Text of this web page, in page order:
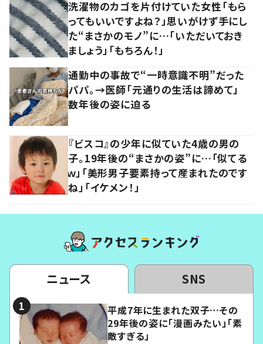
洗濯物のカゴを片付けていた女性「もら
ってもいいですよね？」思いがけず手にし
た“まさかのモノ”に…「いただいておき
ましょう」「もちろん！」
通勤中の事故で“一時意識不明”だった
パパ。→医師「元通りの生活は諦めて」
数年後の姿に迫る
『ビスコ』の少年に似ていた4歳の男の
子。19年後の“まさかの姿”に…「似てる
ｗ」「美形男子要素持って産まれたのです
ね」「イケメン！」
ニュース SNS
平成7年に生まれた双子…その
29年後の姿に「漫画みたい」「素
敵すぎる」